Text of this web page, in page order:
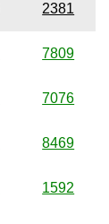
2381
7809
7076
8469
1592